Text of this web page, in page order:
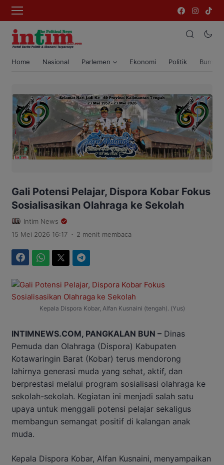
Home Nasional Parlemen Ekonomi Politik Bumi
Gali Potensi Pelajar, Dispora Kobar Fokus
Sosialisasikan Olahraga ke Sekolah
Intim News
15 Mei 2026 16:17 . 2 menit membaca
Kepala Dispora Kobar, Alfan Kusnaini (tengah). (Yus)
INTIMNEWS.COM, PANGKALAN BUN – Dinas
Pemuda dan Olahraga (Dispora) Kabupaten
Kotawaringin Barat (Kobar) terus mendorong
lahirnya generasi muda yang sehat, aktif, dan
berprestasi melalui program sosialisasi olahraga ke
sekolah-sekolah. Kegiatan ini menjadi salah satu
upaya untuk menggali potensi pelajar sekaligus
membangun semangat positif di kalangan anak
muda.
Kepala Dispora Kobar, Alfan Kusnaini, menyampaikan